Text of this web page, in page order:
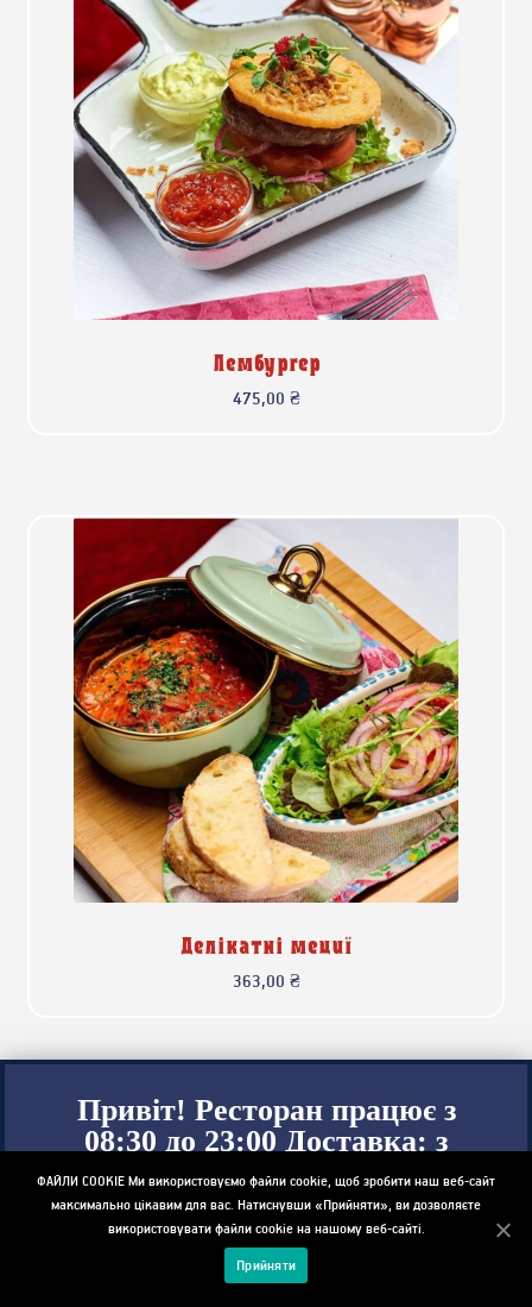
Лембургер
475,00 ₴
Делікатні мециї
363,00 ₴
Привіт! Ресторан працює з
08:30 до 23:00 Доставка: з
11:00 до 19:00.
ФАЙЛИ COOKIE Ми використовуємо файли cookie, щоб зробити наш веб-сайт
максимально цікавим для вас. Натиснувши «Прийняти», ви дозволяєте
використовувати файли cookie на нашому веб-сайті.
Прийняти